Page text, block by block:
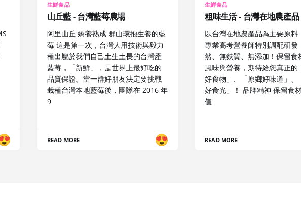
生鮮食品
山丘藍 - 台灣藍莓農場
阿里山丘 嬌養熟成 群山環抱生養的藍
莓 這是第一次，台灣人用技術與毅力
種出屬於我們自己土生土長的台灣產
藍莓，「新鮮」，是世界上最好吃的
品質保證。當一群好朋友決定要挑戰
栽種台灣本地藍莓後，團隊在 2016 年
9
READ MORE
生鮮食品
粗味生活 - 台灣在地農產品
以台灣在地農產品為主要原料
專業高考營養師特別調配研發
然、無麩質、無添加！保留食
風味與營養，期待給您真正的
好食物」、「原鄉好味道」、
好食光」！ 品牌精神 保留食
值
READ MORE